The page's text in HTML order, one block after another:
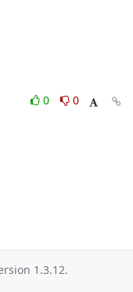
0
0
1.3.12.